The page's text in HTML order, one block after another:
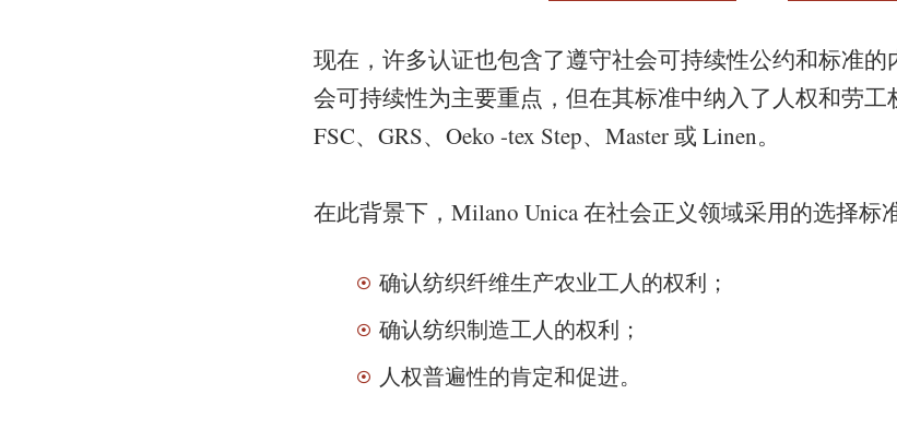
现在，许多认证也包含了遵守社会可持续性公约和标准
会可持续性为主要重点，但在其标准中纳入了人权和劳工
FSC、GRS、Oeko -tex Step、Master 或 Linen。
在此背景下，Milano Unica 在社会正义领域采用的选择标
确认纺织纤维生产农业工人的权利；
确认纺织制造工人的权利；
人权普遍性的肯定和促进。